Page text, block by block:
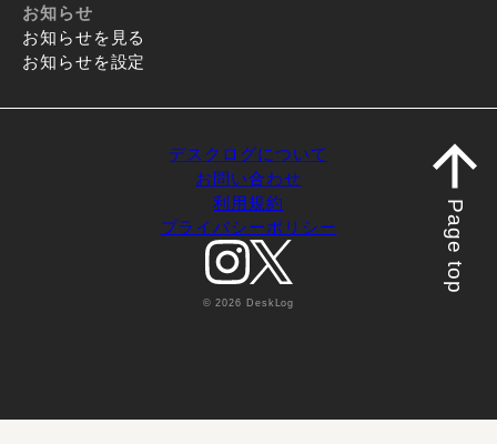
お知らせ
お知らせを見る
お知らせを設定
デスクログについて
お問い合わせ
利用規約
プライバシーポリシー
© 2026 DeskLog
Page top